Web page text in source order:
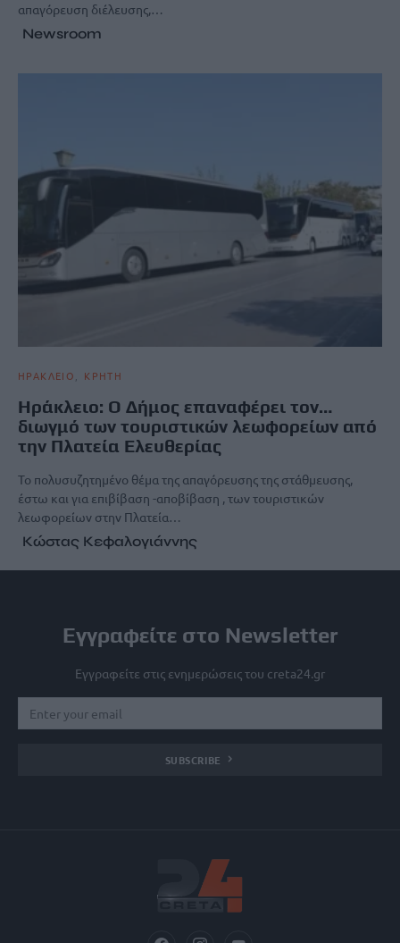
απαγόρευση διέλευσης,…
Newsroom
ΗΡΑΚΛΕΙΟ ΚΡΗΤΗ
Ηράκλειο: Ο Δήμος επαναφέρει τον…
διωγμό των τουριστικών λεωφορείων από
την Πλατεία Ελευθερίας
Το πολυσυζητημένο θέμα της απαγόρευσης της στάθμευσης,
έστω και για επιβίβαση -αποβίβαση , των τουριστικών
λεωφορείων στην Πλατεία…
Κώστας Κεφαλογιάννης
Εγγραφείτε στο Newsletter
Εγγραφείτε στις ενημερώσεις του creta24.gr
SUBSCRIBE